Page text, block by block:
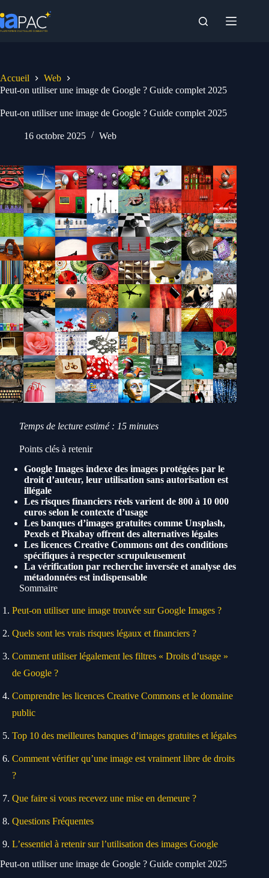
au
contenu
Accueil
Web
Peut-on utiliser une image de Google ? Guide complet 2025
Peut-on utiliser une image de Google ? Guide complet 2025
16 octobre 2025 Web
Temps de lecture estimé : 15 minutes
Points clés à retenir
Google Images indexe des images protégées par le
droit d’auteur, leur utilisation sans autorisation est
illégale
Les risques financiers réels varient de 800 à 10 000
euros selon le contexte d’usage
Les banques d’images gratuites comme Unsplash,
Pexels et Pixabay offrent des alternatives légales
Les licences Creative Commons ont des conditions
spécifiques à respecter scrupuleusement
La vérification par recherche inversée et analyse des
métadonnées est indispensable
Sommaire
Peut-on utiliser une image trouvée sur Google Images ?
Quels sont les vrais risques légaux et financiers ?
Comment utiliser légalement les filtres « Droits d’usage »
de Google ?
Comprendre les licences Creative Commons et le domaine
public
Top 10 des meilleures banques d’images gratuites et légales
Comment vérifier qu’une image est vraiment libre de droits
?
Que faire si vous recevez une mise en demeure ?
Questions Fréquentes
L’essentiel à retenir sur l’utilisation des images Google
Peut-on utiliser une image de Google ? Guide complet 2025